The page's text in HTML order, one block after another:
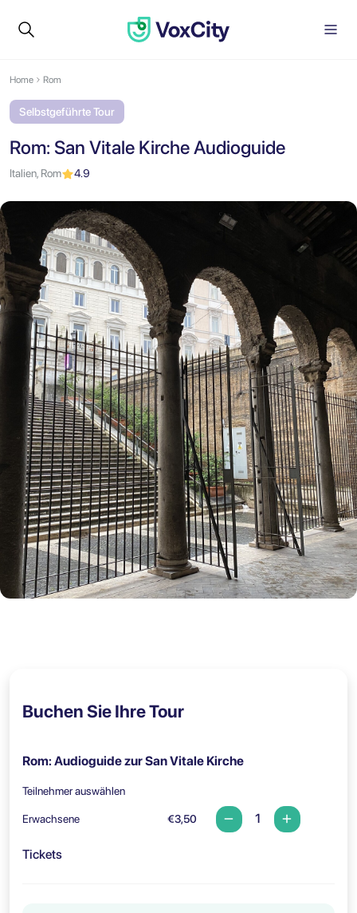
Home Rom
Selbstgeführte Tour
Rom: San Vitale Kirche Audioguide
Italien, Rom 4.9
Buchen Sie Ihre Tour
Rom: Audioguide zur San Vitale Kirche
Teilnehmer auswählen
Erwachsene €3,50
Tickets